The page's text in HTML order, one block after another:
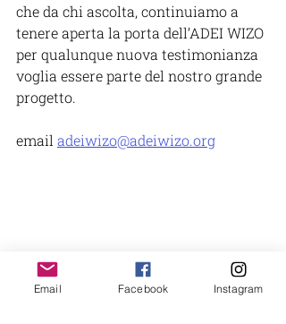
che da chi ascolta, continuiamo a
tenere aperta la porta dell’ADEI WIZO
per qualunque nuova testimonianza
voglia essere parte del nostro grande
progetto.
email adeiwizo@adeiwizo.org
Email Facebook Instagram